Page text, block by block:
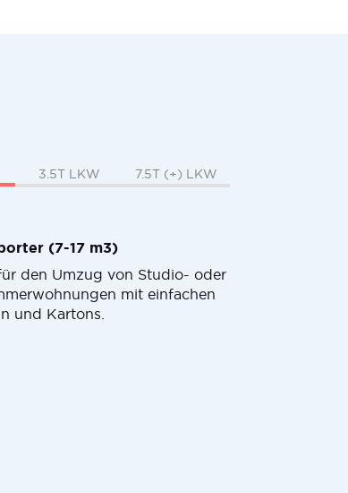
3.5T LKW 7.5T (+) LKW
(7-17 m3)
den Umzug von Studio- oder
mit einfachen
und Kartons.